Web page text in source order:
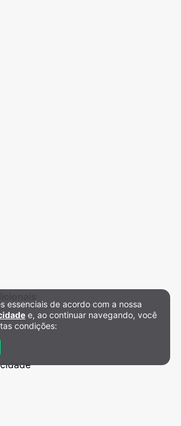
e Cookies
essenciais de acordo com a nossa
e, ao continuar navegando, você
condições: